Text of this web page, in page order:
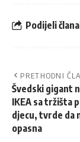
Podijeli
PRETHODNI
Švedski gigant
IKEA sa tržišta
djecu, tvrde da
opasna